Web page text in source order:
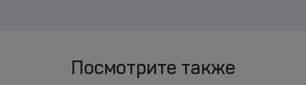
Посмотрите также